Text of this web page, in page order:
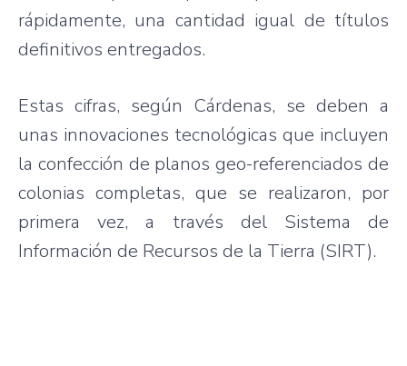
rápidamente, una cantidad igual de títulos
definitivos entregados.
Estas cifras, según Cárdenas, se deben a
unas innovaciones tecnológicas que incluyen
la confección de planos geo-referenciados de
colonias completas, que se realizaron, por
primera vez, a través del Sistema de
Información de Recursos de la Tierra (SIRT).